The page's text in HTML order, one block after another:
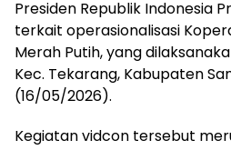
Presiden Republik Indonesia
terkait operasionalisasi
Merah Putih, yang
Kec. Tekarang, Kabupaten
(16/05/2026).
Kegiatan vidcon tersebut